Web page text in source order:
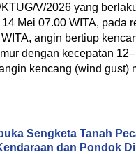
V/2026 yang
Mei 07.00 WITA, pada
angin bertiup
dengan kecepatan
kencang (wind gust)
Sengketa Tanah
dan Pondok